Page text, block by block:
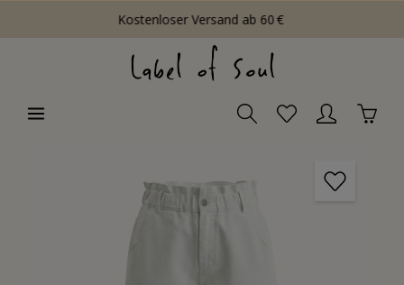
Kostenloser Versand ab 60 €